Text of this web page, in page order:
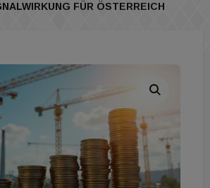
FÜR ÖSTERREICH